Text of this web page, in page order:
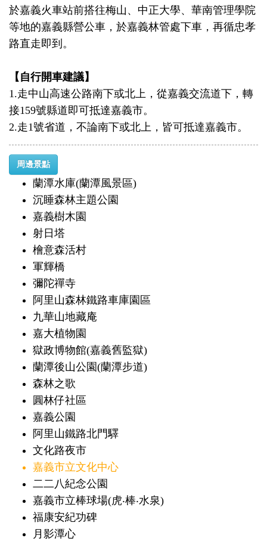
於嘉義火車站前搭往梅山、中正大學、華南管理學院
等地的嘉義縣營公車，於嘉義林管處下車，再循忠孝
路直走即到。
【自行開車建議】
1.走中山高速公路南下或北上，從嘉義交流道下，轉
接159號縣道即可抵達嘉義市。
2.走1號省道，不論南下或北上，皆可抵達嘉義市。
周邊景點
蘭潭水庫(蘭潭風景區)
沉睡森林主題公園
嘉義樹木園
射日塔
檜意森活村
軍輝橋
彌陀禪寺
阿里山森林鐵路車庫園區
九華山地藏庵
嘉大植物園
獄政博物館(嘉義舊監獄)
蘭潭後山公園(蘭潭步道)
森林之歌
圓林仔社區
嘉義公園
阿里山鐵路北門驛
文化路夜市
嘉義市立文化中心
二二八紀念公園
嘉義市立棒球場(虎‧棒‧水泉)
福康安紀功碑
月影潭心